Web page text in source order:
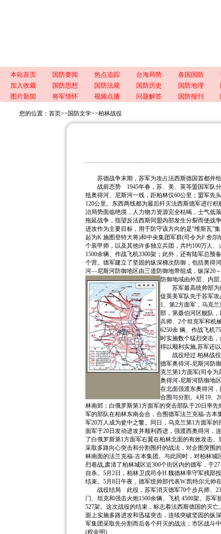
本站首页 国防要闻 热点追踪 台海局势 各国国防
加入收藏
国防思想 国防法规 国防历史 国防地理
图片新闻
将军情怀 视频点播 问题解答 国防报刊
您的位置： 首页>> 国防文学>>柏林战役
苏德战争末期，苏军为攻占法西斯德国首都并给
战前态势 1945年春，苏、美、英等盟国军队分
抵奥得河、尼斯河一线，距柏林仅60公里；盟军先
120公里。东西两线都为最后歼灭法西斯德军进行
治局势面临绝境，人力物力资源完全枯竭，士气低
拖延战争，指望反法西斯同盟内部发生分裂而使战
进攻作为主要目标，用于防守该方向的是“维斯瓦”
起为K.施图登特大将)和中央集团军群(司令为F.舍
个装甲师，以及其他许多独立兵团，共约100万人
1500余辆、作战飞机3300架；此外，还有陆军总预
个营。德军建立了坚固的纵深梯次防御，包括奥得
河—尼斯河防御地区由三道防御地带组成，纵深20
防御地域由外层、内
苏军最高统帅部为彻
促英美军队先于苏军
1、第2方面军，乌克
部，第聂伯河区舰队
兵师、2个坦克军和机
6250余 辆、作战飞机
时实施数个猛烈突击
得以顺利实施,苏军还
战役经过 柏林战役
德军奥得河-尼斯河防
克兰第1方面军(司令为
奥得河-尼斯河防御地
在北面强渡东奥得河
合围与分割。4月19、
林南郊；白俄罗斯第1方面军的突击部队于20日率
军的部队在柏林东南会合，合围德军法兰克福-古
军20万人成为瓮中之鳖。同日，乌克兰第1方面军
面军于20日发动进攻并顺利西进，强渡西奥得河，
了白俄罗斯第1方面军右翼在柏林北面的有效攻击
采取多路向心突击和分割围歼的战法，对企图突围
林南面的法兰克福-古本集团。与此同时，对柏林
烈巷战,肃清了柏林城区近300个街区内的德军，于
自杀。5月2日，柏林卫戍司令H.魏德林率守军残部
结束。5月8日午夜，德军统帅部代表W.凯特尔元
战役结局 此役，苏军消灭德军70个步兵师、23
门、坦克和强击火炮1500余辆、飞机 4500架。苏
527架。这次战役的结束，标志着法西斯德国的灭
面上实施多路进攻和迅猛突击，连续突破坚固的纵
军集团采取先分割而后各个歼灭的战法；市区战斗
(程金明)